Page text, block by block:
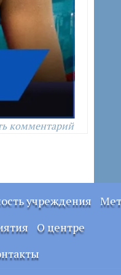
комментарий
учреждения
О центре
УСТАВ